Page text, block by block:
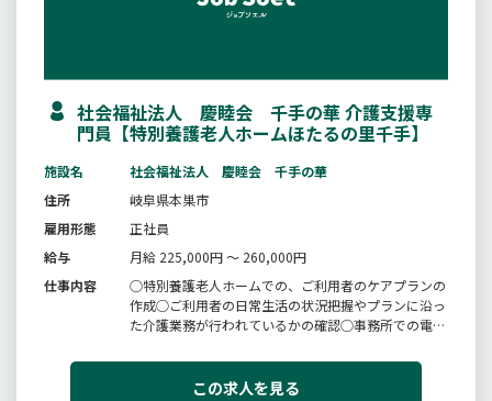
社会福祉法人 慶睦会 千手の華 介護支援専
門員【特別養護老人ホームほたるの里千手】
施設名
社会福祉法人 慶睦会 千手の華
住所
岐阜県本巣市
雇用形態
正社員
給与
月給 225,000円 ～ 260,000円
仕事内容
○特別養護老人ホームでの、ご利用者のケアプランの
作成○ご利用者の日常生活の状況把握やプランに沿っ
た介護業務が行われているかの確認○事務所での電話
ふれる施設で一緒に働いてみませんか？変更範囲：変
この求人を見る